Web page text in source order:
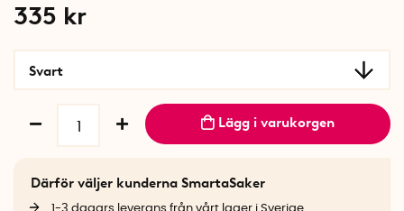
335 kr
Svart
Lägg i varukorgen
Därför väljer kunderna SmartaSaker